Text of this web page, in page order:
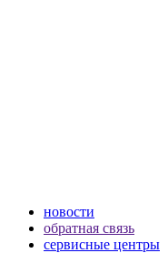
новости
обратная связь
сервисные центры